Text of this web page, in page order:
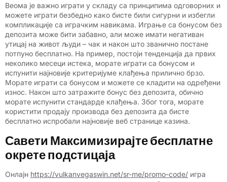
Веома је важно играти у складу са принципима одговорних и
можете играти безбедно како бисте били сигурни и избегли
компликације са играчким навикама. Играње са бонусом без
депозита може бити забавно, али може имати негативан
утицај на живот људи – чак и након што званично постане
потпуно бесплатно. На пример, постоји тенденција да првих
неколико месеци истека, морате играти са бонусом и
испунити најновије критеријуме клађења прилично брзо.
Морате играти са бонусом и можете се кладити на одређени
износ. Након што затражите бонус без депозита, обично
морате испунити стандарде клађења. Због тога, морате
користити продају производа без депозита да бисте
бесплатно испробали најновије веб странице казина.
Савети Максимизирајте бесплатне
окрете подстицаја
Онлајн https://vulkanvegaswin.net/sr-me/promo-code/ игра